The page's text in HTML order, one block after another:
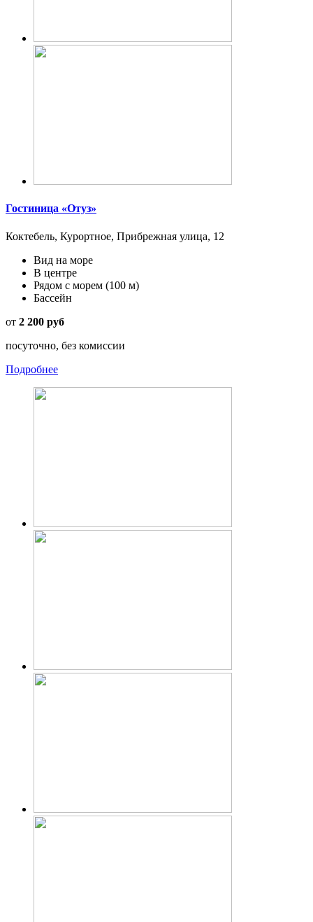
Гостиница «Отуз»
Коктебель, Курортное, Прибрежная улица, 12
Вид на море
В центре
Рядом с морем (100 м)
Бассейн
от 2 200 руб
посуточно, без комиссии
Подробнее